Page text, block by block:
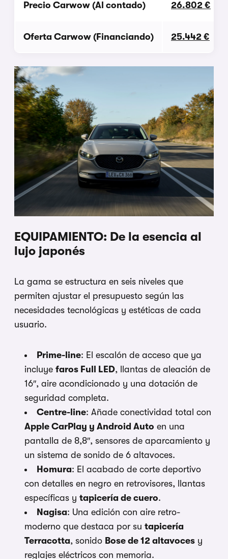
Precio Carwow (Al contado) 26.802 €
Oferta Carwow (Financiando) 25.442 €
EQUIPAMIENTO: De la esencia al
lujo japonés
La gama se estructura en seis niveles que
permiten ajustar el presupuesto según las
necesidades tecnológicas y estéticas de cada
usuario.
Prime-line: El escalón de acceso que ya
incluye faros Full LED, llantas de aleación de
16″, aire acondicionado y una dotación de
seguridad completa.
Centre-line: Añade conectividad total con
Apple CarPlay y Android Auto en una
pantalla de 8,8″, sensores de aparcamiento y
un sistema de sonido de 6 altavoces.
Homura: El acabado de corte deportivo
con detalles en negro en retrovisores, llantas
específicas y tapicería de cuero.
Nagisa: Una edición con aire retro-
moderno que destaca por su tapicería
Terracotta, sonido Bose de 12 altavoces y
reglajes eléctricos con memoria.